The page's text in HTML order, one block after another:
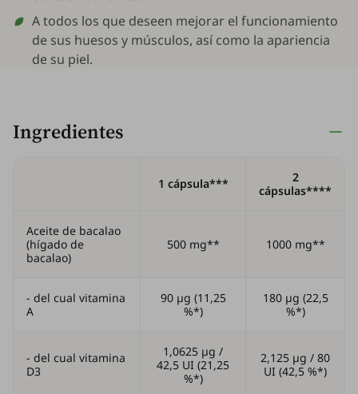
A todos los que deseen mejorar el funcionamiento
de sus huesos y músculos, así como la apariencia
de su piel.
Ingredientes
1 cápsula***
2
cápsulas****
Aceite de bacalao
(hígado de
bacalao)
500 mg** 1000 mg**
- del cual vitamina
A
90 µg (11,25
%*)
180 µg (22,5
%*)
- del cual vitamina
D3
1,0625 µg /
42,5 UI (21,25
%*)
2,125 µg / 80
UI (42,5 %*)